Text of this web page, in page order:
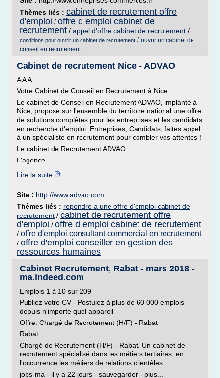
Thèmes liés : cabinet de recrutement offre
d'emploi / offre d emploi cabinet de
recrutement / appel d'offre cabinet de recrutement /
conditions pour ouvrir un cabinet de recrutement / ouvrir un cabinet de
conseil en recrutement
Cabinet de recrutement Nice - ADVAO
A A A
Votre Cabinet de Conseil en Recrutement à Nice
Le cabinet de Conseil en Recrutement ADVAO, implanté à
Nice, propose sur l'ensemble du territoire national une offre
de solutions complètes pour les entreprises et les candidats
en recherche d'emploi. Entreprises, Candidats, faites appel
à un spécialiste en recrutement pour combler vos attentes !
Le cabinet de Recrutement ADVAO
L'agence...
Lire la suite
Site : http://www.advao.com
Thèmes liés : repondre a une offre d'emploi cabinet de
recrutement / cabinet de recrutement offre
d'emploi / offre d emploi cabinet de recrutement
/ offre d'emploi consultant commercial en recrutement
/ offre d'emploi conseiller en gestion des
ressources humaines
Cabinet Recrutement, Rabat - mars 2018 -
ma.indeed.com
Emplois 1 à 10 sur 209
Publiez votre CV - Postulez à plus de 60 000 emplois
depuis n'importe quel appareil
Offre: Chargé de Recrutement (H/F) - Rabat
Rabat
Chargé de Recrutement (H/F) - Rabat. Un cabinet de
recrutement spécialisé dans les métiers tertiaires, en
l'occurrence les métiers de relations clientèles....
jobs-ma - il y a 22 jours - sauvegarder - plus...